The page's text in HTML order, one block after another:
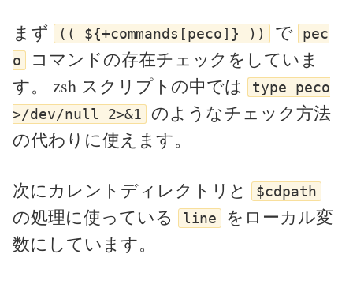
まず (( ${+commands[peco]} )) で
pec
o コマンドの存在チェックをしていま
す。 zsh スクリプトの中では type peco
>/dev/null 2>&1
のようなチェック方法
の代わりに使えます。
次にカレントディレクトリと $cdpath
の処理に使っている line
をローカル変
数にしています。